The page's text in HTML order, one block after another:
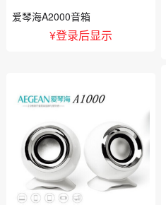
爱琴海A2000音箱
¥登录后显示